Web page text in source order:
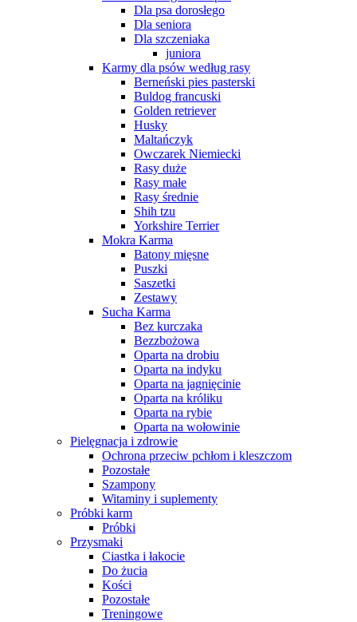
Dla psa dorosłego
Dla seniora
Dla szczeniaka
juniora
Karmy dla psów według rasy
Berneński pies pasterski
Buldog francuski
Golden retriever
Husky
Maltańczyk
Owczarek Niemiecki
Rasy duże
Rasy małe
Rasy średnie
Shih tzu
Yorkshire Terrier
Mokra Karma
Batony mięsne
Puszki
Saszetki
Zestawy
Sucha Karma
Bez kurczaka
Bezzbożowa
Oparta na drobiu
Oparta na indyku
Oparta na jagnięcinie
Oparta na króliku
Oparta na rybie
Oparta na wołowinie
Pielęgnacja i zdrowie
Ochrona przeciw pchłom i kleszczom
Pozostałe
Szampony
Witaminy i suplementy
Próbki karm
Próbki
Przysmaki
Ciastka i łakocie
Do żucia
Kości
Pozostałe
Treningowe